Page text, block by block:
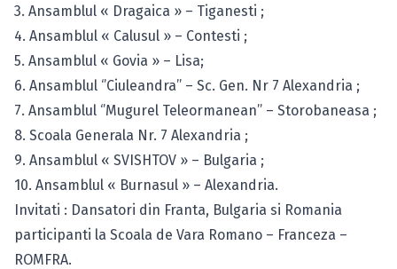
3. Ansamblul « Dragaica » – Tiganesti ;
4. Ansamblul « Calusul » – Contesti ;
5. Ansamblul « Govia » – Lisa;
6. Ansamblul ‘’Ciuleandra’’ – Sc. Gen. Nr 7 Alexandria ;
7. Ansamblul ‘’Mugurel Teleormanean’’ – Storobaneasa ;
8. Scoala Generala Nr. 7 Alexandria ;
9. Ansamblul « SVISHTOV » – Bulgaria ;
10. Ansamblul « Burnasul » – Alexandria.
Invitati : Dansatori din Franta, Bulgaria si Romania
participanti la Scoala de Vara Romano – Franceza –
ROMFRA.